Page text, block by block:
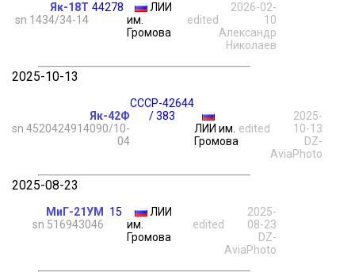
Як-18Т
sn 1434/34-14
44278
ЛИИ
им.
Громова
edited
2026-02-
10
Александр
Николаев
2025-10-13
Як-42Ф
sn 4520424914090/10-
04
СССР-42644
/ 383
ЛИИ им.
Громова
edited
2025-
10-13
DZ-
AviaPhoto
2025-08-23
МиГ-21УМ
sn 516943046
15
ЛИИ
им.
Громова
edited
2025-
08-23
DZ-
AviaPhoto